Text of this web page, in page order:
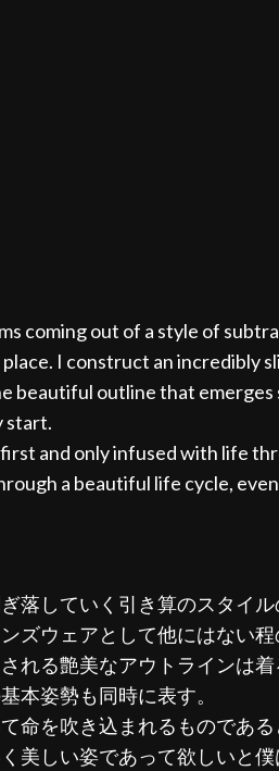
coming out of a style of
I construct an incredibly
beautiful outline that
start.
and only infused with life
a beautiful life cycle,
落していく引き算のスタイ
ズウェアとして他にはない
れる艶美なアウトラインは
本姿勢も同時に表す。
命を吹き込まれるものであ
美しい姿であって欲しいと僕